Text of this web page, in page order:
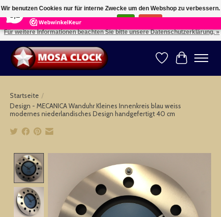
164 Reviews ×
Kies uw taal: NL -- Wählen Sie ihre Sprache: DE -- Choose your language: EN ⇓ ⇒
Wunschzettel
Ihr
Startseite /
Design - MECANICA Wanduhr Kleines Innenkreis blau weiss
modernes niederlandisches Design handgefertigt 40 cm
Wir benutzen Cookies nur für interne Zwecke um den Webshop zu verbessern.
Ist das in Ordnung?
Für weitere Informationen beachten Sie bitte unsere Datenschutzerklärung. »